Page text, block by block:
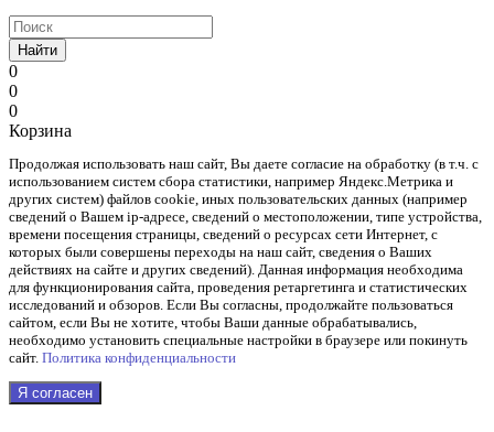
Найти
0
0
0
Корзина
Продолжая использовать наш cайт, Вы даете согласие на обработку (в т.ч. с
использованием систем сбора статистики, например Яндекс.Метрика и
других систем) файлов cookie, иных пользовательских данных (например
сведений о Вашем ip-адресе, сведений о местоположении, типе устройства,
времени посещения страницы, сведений о ресурсах сети Интернет, с
которых были совершены переходы на наш сайт, сведения о Ваших
действиях на сайте и других сведений). Данная информация необходима
для функционирования сайта, проведения ретаргетинга и статистических
исследований и обзоров. Если Вы согласны, продолжайте пользоваться
сайтом, если Вы не хотите, чтобы Ваши данные обрабатывались,
необходимо установить специальные настройки в браузере или покинуть
сайт. Политика конфиденциальности
Я согласен